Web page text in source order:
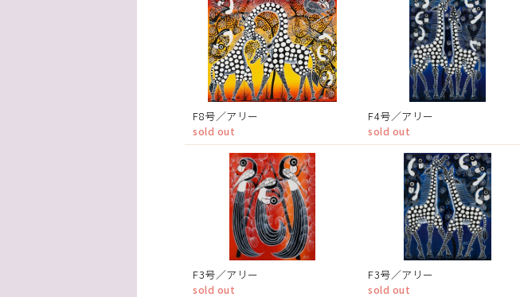
F8号／アリー
sold out
F4号／アリー
sold out
F3号／アリー
sold out
F3号／アリー
sold out